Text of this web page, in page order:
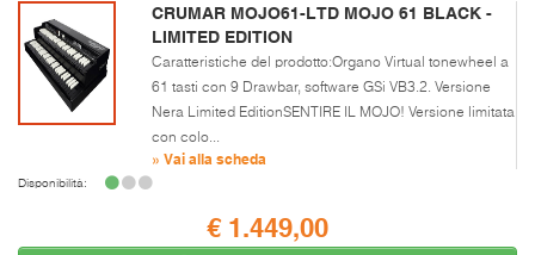
CRUMAR MOJO61-LTD MOJO 61 BLACK -
LIMITED EDITION
Caratteristiche del prodotto:Organo Virtual tonewheel a
61 tasti con 9 Drawbar, software GSi VB3.2. Versione
Nera Limited EditionSENTIRE IL MOJO! Versione limitata
con colo...
» Vai alla scheda
Disponibilità:
€ 1.449,00